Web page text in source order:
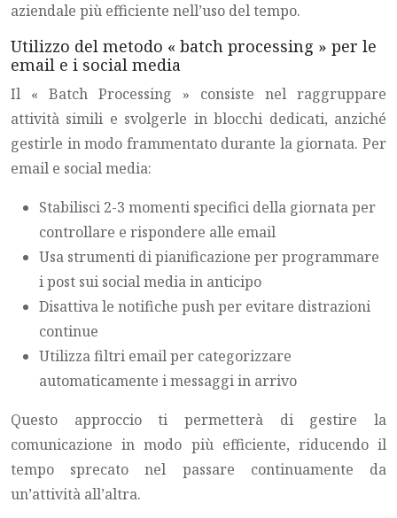
aziendale più efficiente nell’uso del tempo.
Utilizzo del metodo « batch processing » per le
email e i social media
Il « Batch Processing » consiste nel raggruppare
attività simili e svolgerle in blocchi dedicati, anziché
gestirle in modo frammentato durante la giornata. Per
email e social media:
Stabilisci 2-3 momenti specifici della giornata per
controllare e rispondere alle email
Usa strumenti di pianificazione per programmare
i post sui social media in anticipo
Disattiva le notifiche push per evitare distrazioni
continue
Utilizza filtri email per categorizzare
automaticamente i messaggi in arrivo
Questo approccio ti permetterà di gestire la
comunicazione in modo più efficiente, riducendo il
tempo sprecato nel passare continuamente da
un’attività all’altra.